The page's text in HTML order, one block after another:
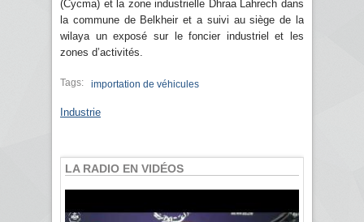
(Cycma) et la zone industrielle Dhraa Lahrech dans
la commune de Belkheir et a suivi au siège de la
wilaya un exposé sur le foncier industriel et les
zones d’activités.
Tags: importation de véhicules
Industrie
LA RADIO EN VIDÉOS